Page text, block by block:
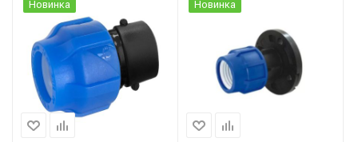
Новинка Новинка